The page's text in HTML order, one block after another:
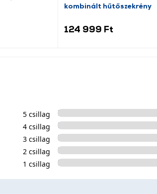
kombinált hűtőszekrény
124 999 Ft
5 csillag
4 csillag
3 csillag
2 csillag
1 csillag